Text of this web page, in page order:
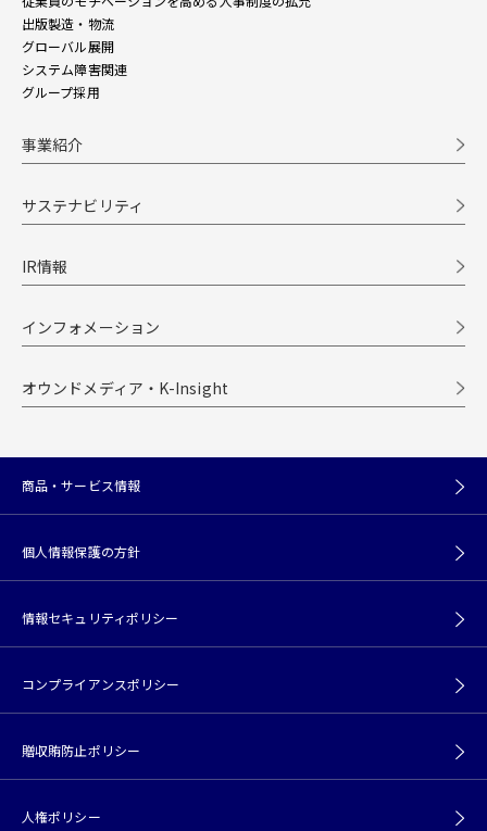
出版製造・物流
グローバル展開
システム障害関連
グループ採用
事業紹介
サステナビリティ
IR情報
インフォメーション
オウンドメディア・K-Insight
商品・サービス情報
個人情報保護の方針
情報セキュリティポリシー
コンプライアンスポリシー
贈収賄防止ポリシー
人権ポリシー